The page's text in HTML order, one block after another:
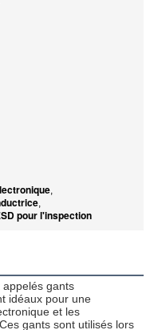
,
,
pour l'inspection
gants
idéaux pour une
et les
gants sont utilisés lors